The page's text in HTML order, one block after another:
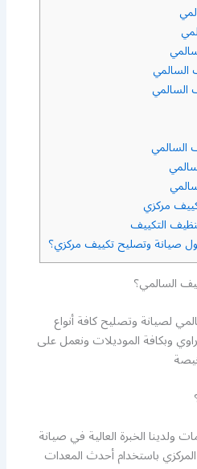
السالمي
السالمي
مركزي
التكييف
صيانة وتصليح تكييف مركزي؟
السالمي؟
لصيانة وتصليح كافة أنواع
وبكافة الموديلات ونعمل على
ولدينا الخبرة العالية في صيانة
باستخدام أحدث المعدات